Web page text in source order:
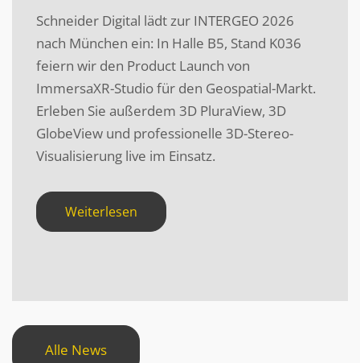
Schneider Digital lädt zur INTERGEO 2026
nach München ein: In Halle B5, Stand K036
feiern wir den Product Launch von
ImmersaXR-Studio für den Geospatial-Markt.
Erleben Sie außerdem 3D PluraView, 3D
GlobeView und professionelle 3D-Stereo-
Visualisierung live im Einsatz.
Weiterlesen
Alle News